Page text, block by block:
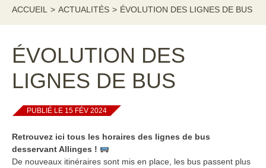
ACCUEIL > ACTUALITÉS > ÉVOLUTION DES LIGNES DE BUS
ÉVOLUTION DES
LIGNES DE BUS
PUBLIÉ LE 15 FÉV 2024
Retrouvez ici tous les horaires des lignes de bus
desservant Allinges !
De nouveaux itinéraires sont mis en place, les bus passent plus